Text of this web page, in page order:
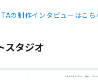
の制作インタビューはこち
スタジオ